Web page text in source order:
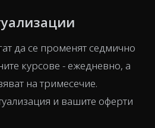
да се променят седмично
курсове - ежедневно, а
на тримесечие.
и вашите оферти